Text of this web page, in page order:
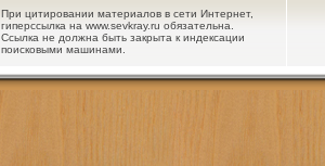
При цитировании материалов в сети Интернет,
гиперссылка на www.sevkray.ru обязательна.
Ссылка не должна быть закрыта к индексации
поисковыми машинами.